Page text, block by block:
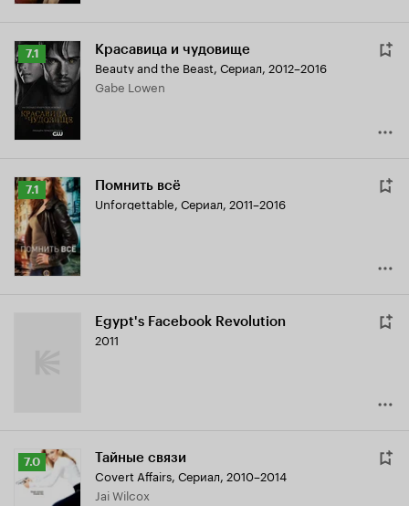
Рейтинг
Кинопоиска
7.1
7.1 Красавица и чудовище
Beauty and the Beast, Сериал, 2012–2016
Gabe Lowen
Рейтинг
Кинопоиска
7.1
7.1 Помнить всё
Unforgettable, Сериал, 2011–2016
Egypt's Facebook Revolution
2011
Рейтинг
Кинопоиска
7.0
7.0 Тайные связи
Covert Affairs, Сериал, 2010–2014
Jai Wilcox